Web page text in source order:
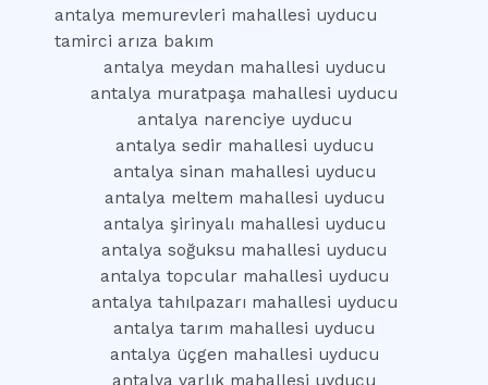
antalya memurevleri mahallesi uyducu
tamirci arıza bakım
antalya meydan mahallesi uyducu
antalya muratpaşa mahallesi uyducu
antalya narenciye uyducu
antalya sedir mahallesi uyducu
antalya sinan mahallesi uyducu
antalya meltem mahallesi uyducu
antalya şirinyalı mahallesi uyducu
antalya soğuksu mahallesi uyducu
antalya topcular mahallesi uyducu
antalya tahılpazarı mahallesi uyducu
antalya tarım mahallesi uyducu
antalya üçgen mahallesi uyducu
antalya varlık mahallesi uyducu